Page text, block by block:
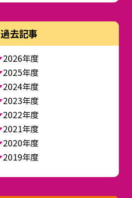
過去記事
2026年度
2025年度
2024年度
2023年度
2022年度
2021年度
2020年度
2019年度